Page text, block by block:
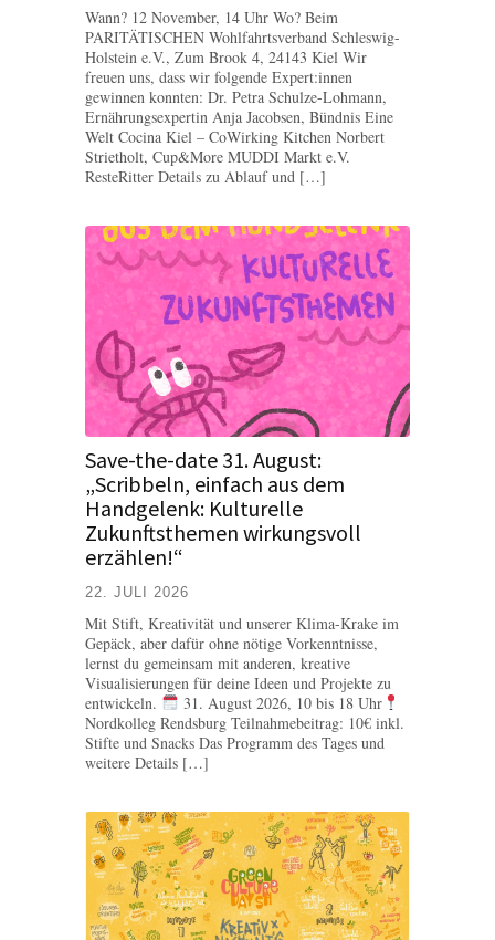
Wann? 12 November, 14 Uhr Wo? Beim
PARITÄTISCHEN Wohlfahrtsverband Schleswig-
Holstein e.V., Zum Brook 4, 24143 Kiel Wir
freuen uns, dass wir folgende Expert:innen
gewinnen konnten: Dr. Petra Schulze-Lohmann,
Ernährungsexpertin Anja Jacobsen, Bündnis Eine
Welt Cocina Kiel – CoWirking Kitchen Norbert
Strietholt, Cup&More MUDDI Markt e.V.
ResteRitter Details zu Ablauf und […]
Save-the-date 31. August:
„Scribbeln, einfach aus dem
Handgelenk: Kulturelle
Zukunftsthemen wirkungsvoll
erzählen!“
22. JULI 2026
Mit Stift, Kreativität und unserer Klima-Krake im
Gepäck, aber dafür ohne nötige Vorkenntnisse,
lernst du gemeinsam mit anderen, kreative
Visualisierungen für deine Ideen und Projekte zu
entwickeln.
31. August 2026, 10 bis 18 Uhr
Nordkolleg Rendsburg Teilnahmebeitrag: 10€ inkl.
Stifte und Snacks Das Programm des Tages und
weitere Details […]